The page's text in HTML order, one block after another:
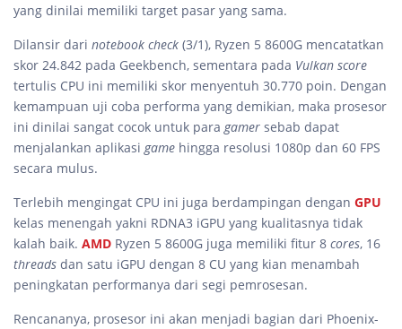
yang dinilai memiliki target pasar yang sama.
Dilansir dari notebook check (3/1), Ryzen 5 8600G mencatatkan
skor 24.842 pada Geekbench, sementara pada Vulkan score
tertulis CPU ini memiliki skor menyentuh 30.770 poin. Dengan
kemampuan uji coba performa yang demikian, maka prosesor
ini dinilai sangat cocok untuk para gamer sebab dapat
menjalankan aplikasi game hingga resolusi 1080p dan 60 FPS
secara mulus.
Terlebih mengingat CPU ini juga berdampingan dengan GPU
kelas menengah yakni RDNA3 iGPU yang kualitasnya tidak
kalah baik. AMD Ryzen 5 8600G juga memiliki fitur 8 cores, 16
threads dan satu iGPU dengan 8 CU yang kian menambah
peningkatan performanya dari segi pemrosesan.
Rencananya, prosesor ini akan menjadi bagian dari Phoenix-